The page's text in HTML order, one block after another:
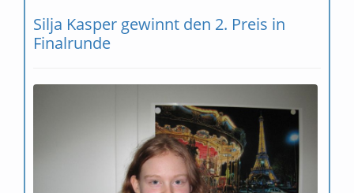
Silja Kasper gewinnt den 2. Preis in
Finalrunde